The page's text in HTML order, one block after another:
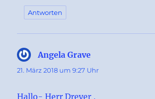
Antworten
Angela Grave
21. März 2018 um 9:27 Uhr
Hallo- Herr Dreyer ,